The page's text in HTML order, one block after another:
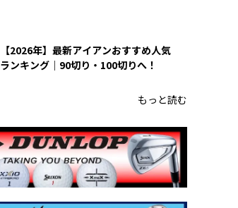
【2026年】最新アイアンおすすめ人気
ランキング｜90切り・100切りへ！
もっと読む